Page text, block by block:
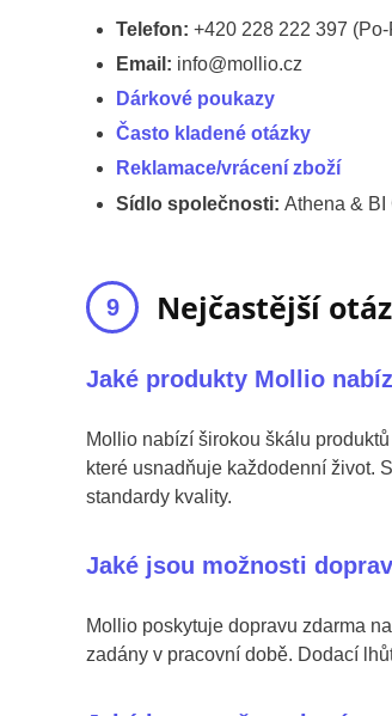
Telefon: +420 228 222 397
Email: info@mollio.cz
Dárkové poukazy
Často kladené otázky
Reklamace/vrácení zboží
Sídlo společnosti: Athena & BI
Nejčastější
Jaké produkty Mollio
Mollio nabízí širokou škálu
které usnadňuje každodenní život.
standardy kvality.
Jaké jsou možnosti
Mollio poskytuje dopravu zdarma
zadány v pracovní době. Dodací